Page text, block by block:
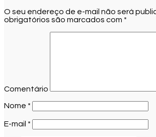
O seu endereço de e-mail não será
obrigatórios são marcados com *
Comentário
Nome *
E-mail *